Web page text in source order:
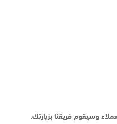
وسيقوم فريقنا بزيارتك.